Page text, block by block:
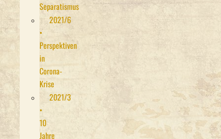
Separatismus
2021/6
•
Perspektiven
in
Corona-
Krise
2021/3
•
10
Jahre